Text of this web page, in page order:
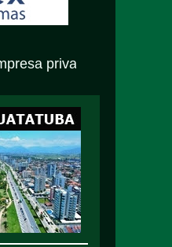
com atendimento